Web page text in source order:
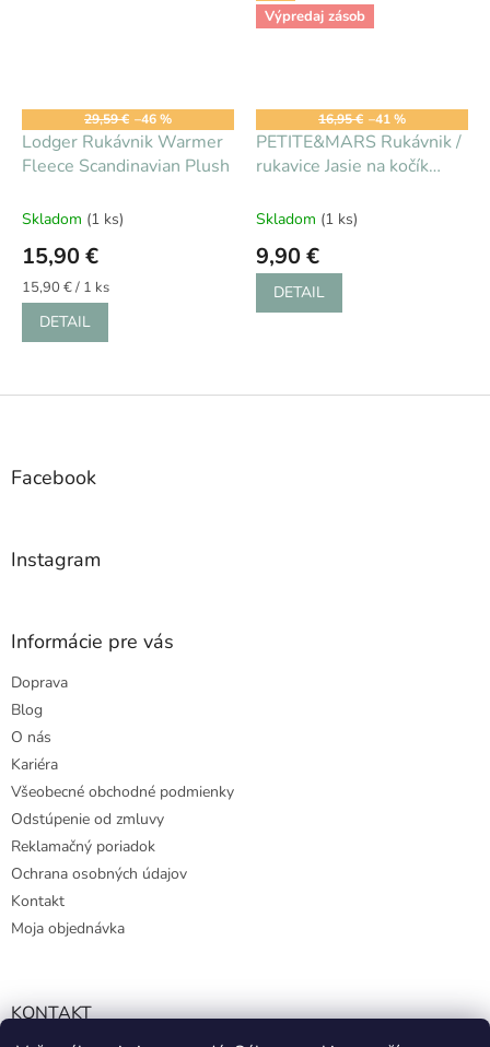
29,59 € –46 %
Lodger Rukávnik Warmer
Fleece Scandinavian Plush
Skladom (1 ks)
15,90 €
Jednotková
cena:
15,90 € / 1 ks
DETAIL
Výpredaj zásob
16,95 € –41 %
PETITE&MARS Rukávnik /
rukavice Jasie na kočík
Skladom (1 ks)
9,90 €
DETAIL
Z
Facebook
Instagram
Informácie pre vás
Doprava
Blog
O nás
Kariéra
Všeobecné obchodné podmienky
Odstúpenie od zmluvy
Reklamačný poriadok
Ochrana osobných údajov
Kontakt
Moja objednávka
KONTAKT